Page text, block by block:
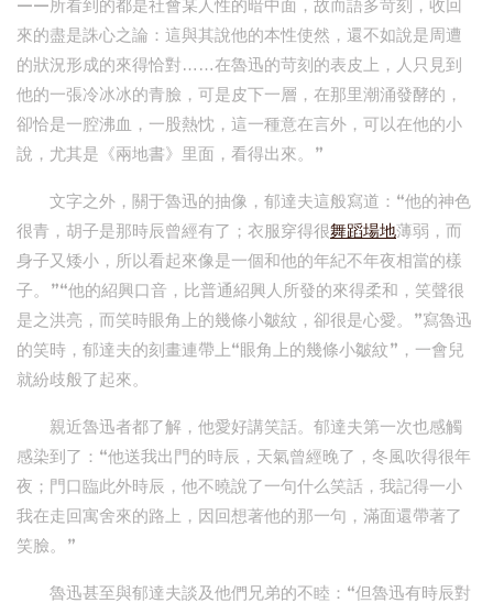
——所看到的都是社會某人性的暗中面，故而語多苛刻，收回
來的盡是誅心之論：這與其說他的本性使然，還不如說是周遭
的狀況形成的來得恰對……在魯迅的苛刻的表皮上，人只見到
他的一張冷冰冰的青臉，可是皮下一層，在那里潮涌發酵的，
卻恰是一腔沸血，一股熱忱，這一種意在言外，可以在他的小
說，尤其是《兩地書》里面，看得出來。”
文字之外，關于魯迅的抽像，郁達夫這般寫道：“他的神色
很青，胡子是那時辰曾經有了；衣服穿得很舞蹈場地薄弱，而
身子又矮小，所以看起來像是一個和他的年紀不年夜相當的樣
子。”“他的紹興口音，比普通紹興人所發的來得柔和，笑聲很
是之洪亮，而笑時眼角上的幾條小皺紋，卻很是心愛。”寫魯迅
的笑時，郁達夫的刻畫連帶上“眼角上的幾條小皺紋”，一會兒
就紛歧般了起來。
親近魯迅者都了解，他愛好講笑話。郁達夫第一次也感觸
感染到了：“他送我出門的時辰，天氣曾經晚了，冬風吹得很年
夜；門口臨此外時辰，他不曉說了一句什么笑話，我記得一小
我在走回寓舍來的路上，因回想著他的那一句，滿面還帶著了
笑臉。”
魯迅甚至與郁達夫談及他們兄弟的不睦：“但魯迅有時辰對